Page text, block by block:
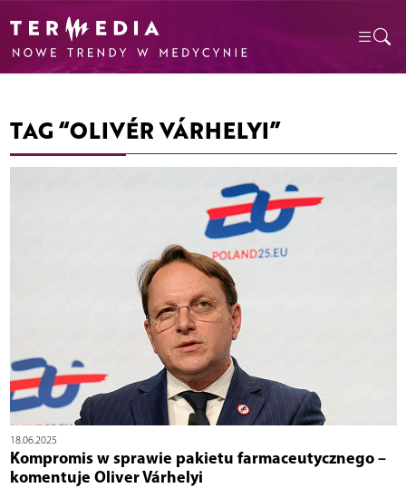
TAG “OLIVÉR VÁRHELYI”
18.06.2025
Kompromis w sprawie pakietu farmaceutycznego –
komentuje Oliver Várhelyi